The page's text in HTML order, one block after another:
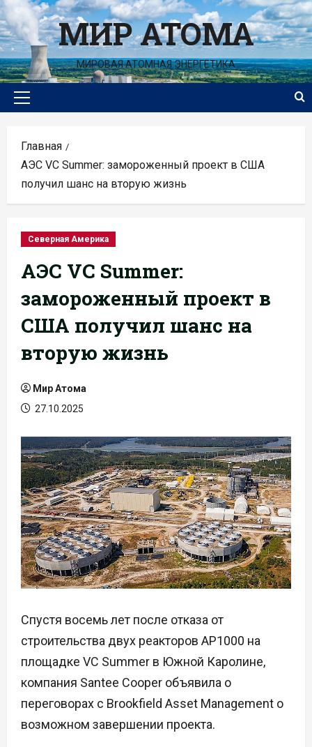
Перейти
к
содержимомуМИР АТОМА
МИРОВАЯ АТОМНАЯ ЭНЕРГЕТИКА
Основное
Главная
АЭС VC Summer: замороженный проект в США
получил шанс на вторую жизнь
Северная Америка
АЭС VC Summer:
замороженный проект в
США получил шанс на
вторую жизнь
Мир Атома
27.10.2025
Спустя восемь лет после отказа от
строительства двух реакторов AP1000 на
площадке VC Summer в Южной Каролине,
компания Santee Cooper объявила о
переговорах с Brookfield Asset Management о
возможном завершении проекта.